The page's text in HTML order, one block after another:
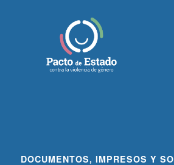
DOCUMENTOS, IMPRESOS Y